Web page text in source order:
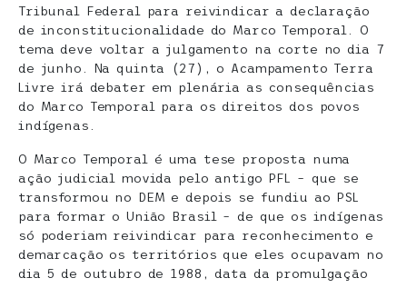
Tribunal Federal para reivindicar a declaração
de inconstitucionalidade do Marco Temporal. O
tema deve voltar a julgamento na corte no dia 7
de junho. Na quinta (27), o Acampamento Terra
Livre irá debater em plenária as consequências
do Marco Temporal para os direitos dos povos
indígenas.
O Marco Temporal é uma tese proposta numa
ação judicial movida pelo antigo PFL – que se
transformou no DEM e depois se fundiu ao PSL
para formar o União Brasil – de que os indígenas
só poderiam reivindicar para reconhecimento e
demarcação os territórios que eles ocupavam no
dia 5 de outubro de 1988, data da promulgação